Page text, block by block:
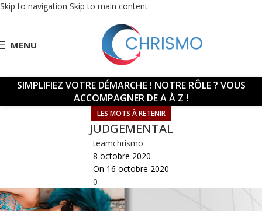
Skip to navigation Skip to main content
MENU
SIMPLIFIEZ VOTRE DÉMARCHE ! NOTRE RÔLE ? VOUS
ACCOMPAGNER DE A À Z !
LES MOTS À RETENIR
JUDGEMENTAL
teamchrismo
8 octobre 2020
On 16 octobre 2020
0